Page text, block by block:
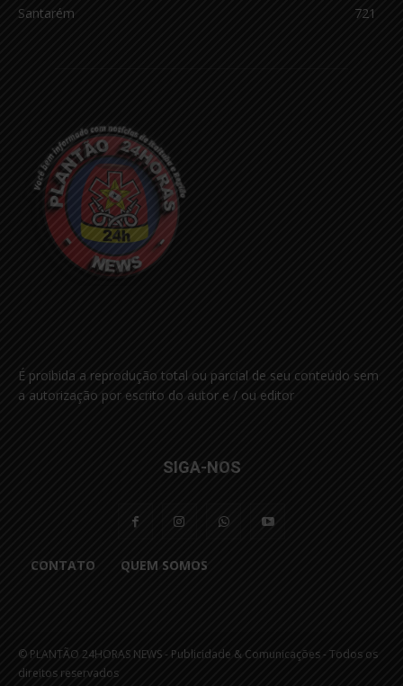
Santarém
721
É proibida a reprodução total ou parcial de seu conteúdo sem
a autorização por escrito do autor e / ou editor
SIGA-NOS
CONTATO QUEM SOMOS
© PLANTÃO 24HORAS NEWS - Publicidade & Comunicações - Todos os
direitos reservados